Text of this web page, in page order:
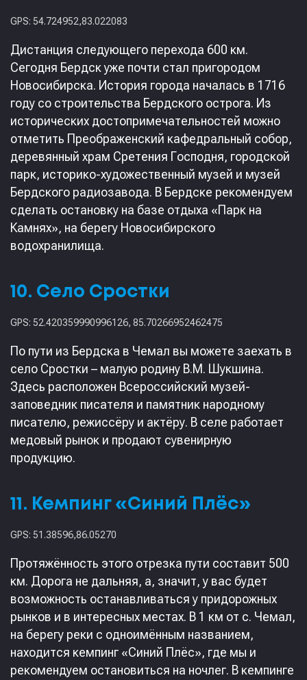
GPS: 54.724952,83.022083
Дистанция следующего перехода 600 км.
Сегодня Бердск уже почти стал пригородом
Новосибирска. История города началась в 1716
году со строительства Бердского острога. Из
исторических достопримечательностей можно
отметить Преображенский кафедральный собор,
деревянный храм Сретения Господня, городской
парк, историко-художественный музей и музей
Бердского радиозавода. В Бердске рекомендуем
сделать остановку на базе отдыха «Парк на
Камнях», на берегу Новосибирского
водохранилища.
10. Село Сростки
GPS: 52.420359990996126, 85.70266952462475
По пути из Бердска в Чемал вы можете заехать в
село Сростки – малую родину В.М. Шукшина.
Здесь расположен Всероссийский музей-
заповедник писателя и памятник народному
писателю, режиссёру и актёру. В селе работает
медовый рынок и продают сувенирную
продукцию.
11. Кемпинг «Синий Плёс»
GPS: 51.38596,86.05270
Протяжённость этого отрезка пути составит 500
км. Дорога не дальняя, а, значит, у вас будет
возможность останавливаться у придорожных
рынков и в интересных местах. В 1 км от с. Чемал,
на берегу реки с одноимённым названием,
находится кемпинг «Синий Плёс», где мы и
рекомендуем остановиться на ночлег. В кемпинге